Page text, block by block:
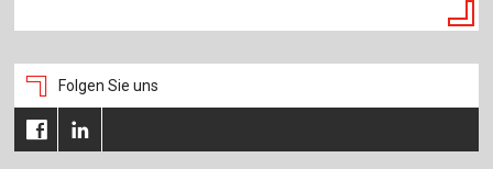
Folgen Sie uns